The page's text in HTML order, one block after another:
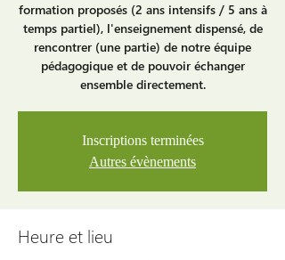
formation proposés (2 ans intensifs / 5 ans à
temps partiel), l'enseignement dispensé, de
rencontrer (une partie) de notre équipe
pédagogique et de pouvoir échanger
ensemble directement.
Inscriptions terminées
Autres évènements
Heure et lieu